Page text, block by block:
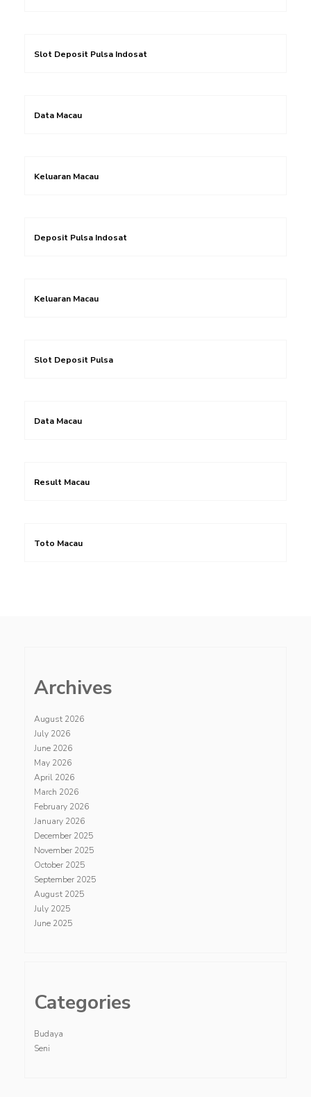
Slot Deposit Pulsa Indosat
Data Macau
Keluaran Macau
Deposit Pulsa Indosat
Keluaran Macau
Slot Deposit Pulsa
Data Macau
Result Macau
Toto Macau
Archives
August 2026
July 2026
June 2026
May 2026
April 2026
March 2026
February 2026
January 2026
December 2025
November 2025
October 2025
September 2025
August 2025
July 2025
June 2025
Categories
Budaya
Seni